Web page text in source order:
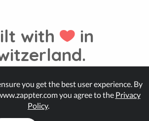
with
in
you get the best user experience. By
you agree to the Privacy
Policy.